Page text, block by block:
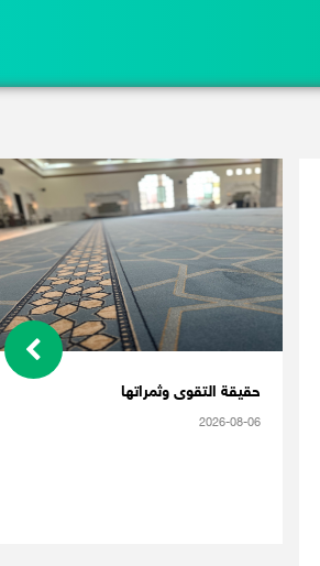
حقيقة التقوى وثمراتها
2026-08-06